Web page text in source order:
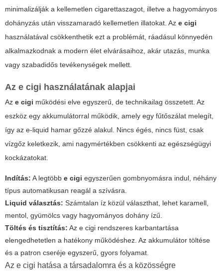
minimalizálják a kellemetlen cigarettaszagot, illetve a hagyományos
dohányzás után visszamaradó kellemetlen illatokat. Az e cigi
használatával csökkenthetik ezt a problémát, ráadásul könnyedén
alkalmazkodnak a modern élet elvárásaihoz, akár utazás, munka
vagy szabadidős tevékenységek mellett.
Az e cigi használatának alapjai
Az e cigi működési elve egyszerű, de technikailag összetett. Az
eszköz egy akkumulátorral működik, amely egy fűtőszálat melegít,
így az e-liquid hamar gőzzé alakul. Nincs égés, nincs füst, csak
vízgőz keletkezik, ami nagymértékben csökkenti az egészségügyi
kockázatokat.
Indítás: A legtöbb e cigi egyszerűen gombnyomásra indul, néhány
típus automatikusan reagál a szívásra.
Liquid választás: Számtalan íz közül választhat, lehet karamell,
mentol, gyümölcs vagy hagyományos dohány ízű.
Töltés és tisztítás: Az e cigi rendszeres karbantartása
elengedhetetlen a hatékony működéshez. Az akkumulátor töltése
és a patron cseréje egyszerű, gyors folyamat.
Az e cigi hatása a társadalomra és a közösségre